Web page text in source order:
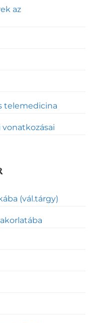
az
telemedicina
(vál.tárgy)